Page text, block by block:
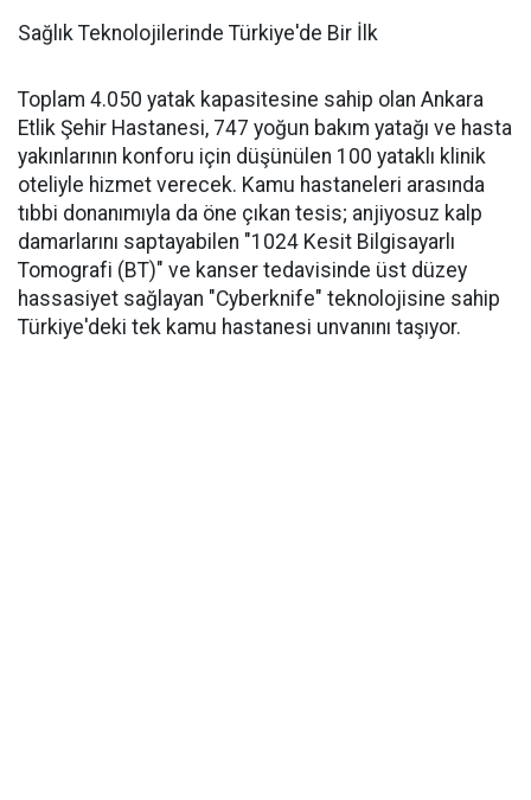
Sağlık Teknolojilerinde Türkiye'de Bir İlk
Toplam 4.050 yatak kapasitesine sahip olan Ankara
Etlik Şehir Hastanesi, 747 yoğun bakım yatağı ve hasta
yakınlarının konforu için düşünülen 100 yataklı klinik
oteliyle hizmet verecek. Kamu hastaneleri arasında
tıbbi donanımıyla da öne çıkan tesis; anjiyosuz kalp
damarlarını saptayabilen "1024 Kesit Bilgisayarlı
Tomografi (BT)" ve kanser tedavisinde üst düzey
hassasiyet sağlayan "Cyberknife" teknolojisine sahip
Türkiye'deki tek kamu hastanesi unvanını taşıyor.